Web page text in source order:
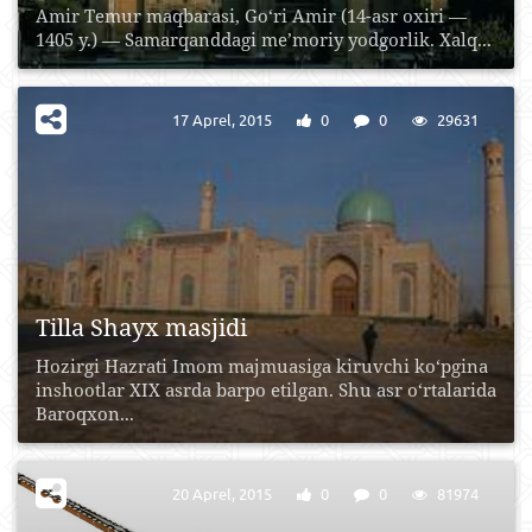
Amir Temur maqbarasi, Go‘ri Amir (14-asr oxiri —
1405 y.) — Samarqanddagi me’moriy yodgorlik. Xalq...
Tilla Shayx masjidi
Hozirgi Hazrati Imom majmuasiga kiruvchi ko‘pgina
inshootlar XIX asrda barpo etilgan. Shu asr o‘rtalarida
Baroqxon...
17 Aprel, 2015 0 0 29631
20 Aprel, 2015 0 0 81974